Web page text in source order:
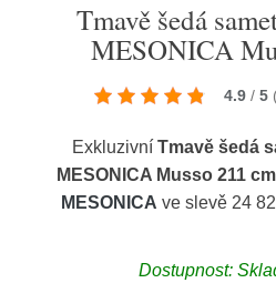
Tmavě šedá
MESONICA
4.9 / 5
Exkluzivní Tmavě šedá
MESONICA Musso 211 cm
MESONICA ve slevě 24
Dostupnost: